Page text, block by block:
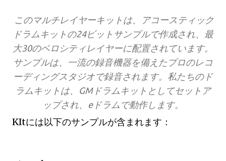
このマルチレイヤーキットは、アコースティック
ドラムキットの24ビットサンプルで作成され、最
大30のベロシティレイヤーに配置されています。
サンプルは、一流の録音機器を備えたプロのレコ
ーディングスタジオで録音されます。私たちのド
ラムキットは、GMドラムキットとしてセットア
ップされ、eドラムで動作します。
KItには以下のサンプルが含まれます：